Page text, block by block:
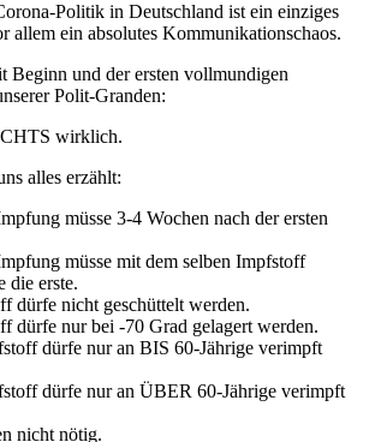
Politik in Deutschland ist ein einziges
allem ein absolutes Kommunikationschaos.
Beginn und der ersten vollmundigen
Polit-Granden:
wirklich.
alles erzählt:
müsse 3-4 Wochen nach der ersten
müsse mit dem selben Impfstoff
die erste.
dürfe nicht geschüttelt werden.
dürfe nur bei -70 Grad gelagert werden.
dürfe nur an BIS 60-Jährige verimpft
dürfe nur an ÜBER 60-Jährige verimpft
nicht nötig.